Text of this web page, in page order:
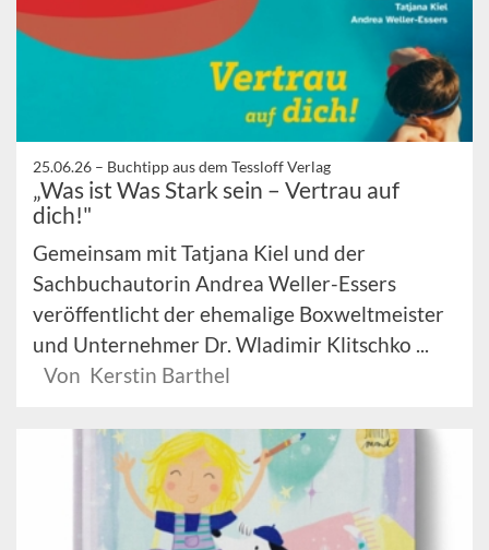
25.06.26 – Buchtipp aus dem Tessloff Verlag
„Was ist Was Stark sein – Vertrau auf
dich!"
Gemeinsam mit Tatjana Kiel und der
Sachbuchautorin Andrea Weller-Essers
veröffentlicht der ehemalige Boxweltmeister
und Unternehmer Dr. Wladimir Klitschko ...
Von Kerstin Barthel